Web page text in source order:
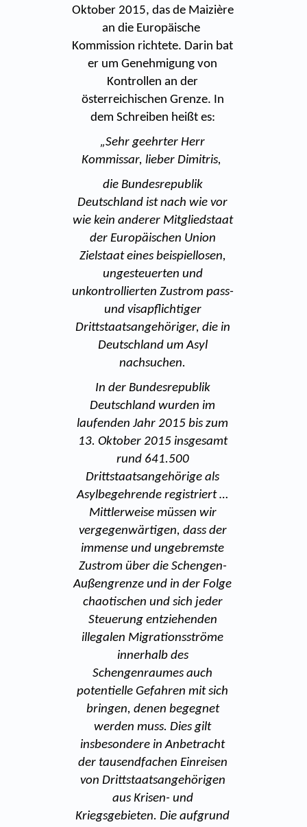
Oktober 2015, das de Maizière
an die Europäische
Kommission richtete. Darin bat
er um Genehmigung von
Kontrollen an der
österreichischen Grenze. In
dem Schreiben heißt es:
„Sehr geehrter Herr
Kommissar, lieber Dimitris,
die Bundesrepublik
Deutschland ist nach wie vor
wie kein anderer Mitgliedstaat
der Europäischen Union
Zielstaat eines beispiellosen,
ungesteuerten und
unkontrollierten Zustrom pass-
und visapflichtiger
Drittstaatsangehöriger, die in
Deutschland um Asyl
nachsuchen.
In der Bundesrepublik
Deutschland wurden im
laufenden Jahr 2015 bis zum
13. Oktober 2015 insgesamt
rund 641.500
Drittstaatsangehörige als
Asylbegehrende registriert …
Mittlerweise müssen wir
vergegenwärtigen, dass der
immense und ungebremste
Zustrom über die Schengen-
Außengrenze und in der Folge
chaotischen und sich jeder
Steuerung entziehenden
illegalen Migrationsströme
innerhalb des
Schengenraumes auch
potentielle Gefahren mit sich
bringen, denen begegnet
werden muss. Dies gilt
insbesondere in Anbetracht
der tausendfachen Einreisen
von Drittstaatsangehörigen
aus Krisen- und
Kriegsgebieten. Die aufgrund